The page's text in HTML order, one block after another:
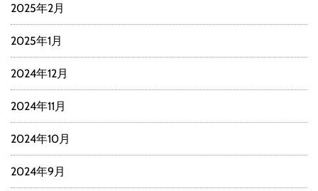
2025年2月
2025年1月
2024年12月
2024年11月
2024年10月
2024年9月